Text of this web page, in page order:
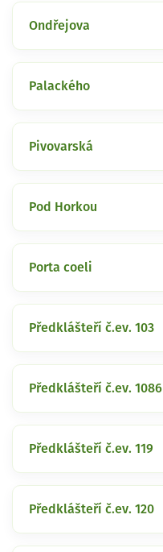
Ondřejova
Palackého
Pivovarská
Pod Horkou
Porta coeli
Předklášteří č.ev. 103
Předklášteří č.ev. 1086
Předklášteří č.ev. 119
Předklášteří č.ev. 120